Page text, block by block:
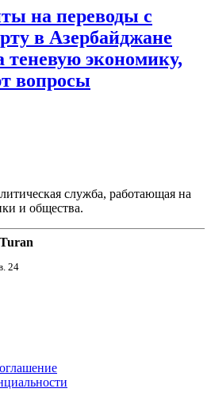
на переводы с
в Азербайджане
теневую экономику,
вопросы
служба, работающая на
и общества.
24